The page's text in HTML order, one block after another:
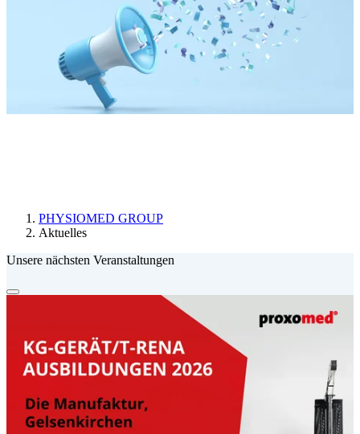
PHYSIOMED GROUP
Aktuelles
Unsere nächsten Veranstaltungen